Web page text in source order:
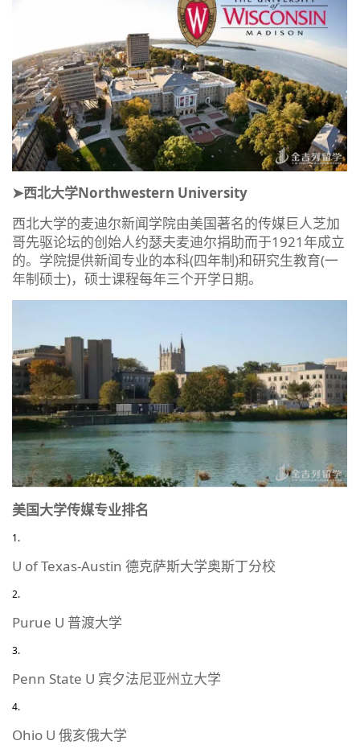
➤西北大学Northwestern University
西北大学的麦迪尔新闻学院由美国著名的传媒巨人芝加
哥先驱论坛的创始人约瑟夫麦迪尔捐助而于1921年成立
的。学院提供新闻专业的本科(四年制)和研究生教育(一
年制硕士)，硕士课程每年三个开学日期。
美国大学传媒专业排名
U of Texas-Austin 德克萨斯大学奥斯丁分校
Purue U 普渡大学
Penn State U 宾夕法尼亚州立大学
Ohio U 俄亥俄大学